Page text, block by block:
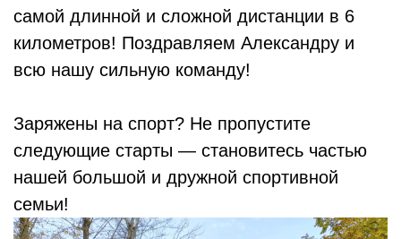
самой длинной и сложной дистанции в 6
километров! Поздравляем Александру и
всю нашу сильную команду!
Заряжены на спорт? Не пропустите
следующие старты — становитесь частью
нашей большой и дружной спортивной
семьи!